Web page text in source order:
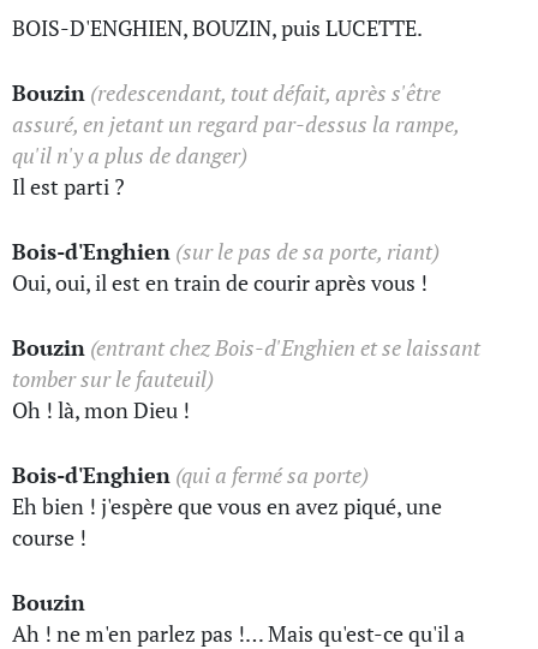
BOIS-D'ENGHIEN, BOUZIN, puis LUCETTE.
Bouzin (redescendant, tout défait, après s'être
assuré, en jetant un regard par-dessus la rampe,
qu'il n'y a plus de danger)
Il est parti ?
Bois-d'Enghien (sur le pas de sa porte, riant)
Oui, oui, il est en train de courir après vous !
Bouzin (entrant chez Bois-d'Enghien et se laissant
tomber sur le fauteuil)
Oh ! là, mon Dieu !
Bois-d'Enghien (qui a fermé sa porte)
Eh bien ! j'espère que vous en avez piqué, une
course !
Bouzin
Ah ! ne m'en parlez pas !… Mais qu'est-ce qu'il a